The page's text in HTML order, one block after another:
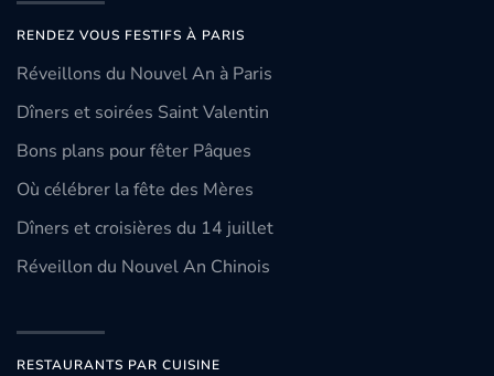
RENDEZ VOUS FESTIFS À PARIS
Réveillons du Nouvel An à Paris
Dîners et soirées Saint Valentin
Bons plans pour fêter Pâques
Où célébrer la fête des Mères
Dîners et croisières du 14 juillet
Réveillon du Nouvel An Chinois
RESTAURANTS PAR CUISINE